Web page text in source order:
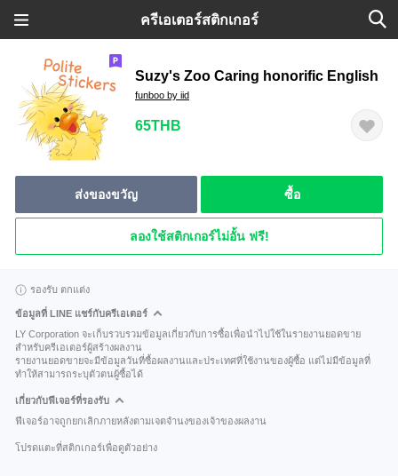
ครีเอเตอร์สติกเกอร์
Suzy's Zoo Caring honorific English
funboo by iid
65THB
ส่งของขวัญ ซื้อ
ลองใช้สติกเกอร์ไม่อั้น ฟรี!
รองรับ ตกแต่ง
ข้อมูลที่ LINE แชร์กับครีเอเตอร์
LY Corporation จะเก็บรวบรวมข้อมูลเกี่ยวกับการซื้อเพื่อนำไปใช้ในรายงานยอดขาย
สำหรับครีเอเตอร์ผู้สร้างผลงาน
รายงานยอดขายจะมีข้อมูลวันที่ซื้อผลงานและประเทศที่ใช้งานของผู้ซื้อ แต่ไม่มีข้อมูลที่
ทำให้สามารถระบุตัวตนผู้ซื้อได้
เกี่ยวกับฟีเจอร์ที่รองรับ
ฟีเจอร์อาจถูกยกเลิกภายหลังตามเจตจำนงของเจ้าของผลงาน
โปรดแตะที่สติกเกอร์เพื่อดูตัวอย่าง